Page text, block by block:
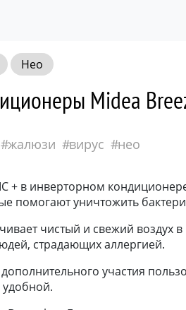
Нео
Midea
жалюзи вирус нео
+ в инверторном
помогают уничтожить
чистый и свежий воздух
страдающих аллергией.
участия